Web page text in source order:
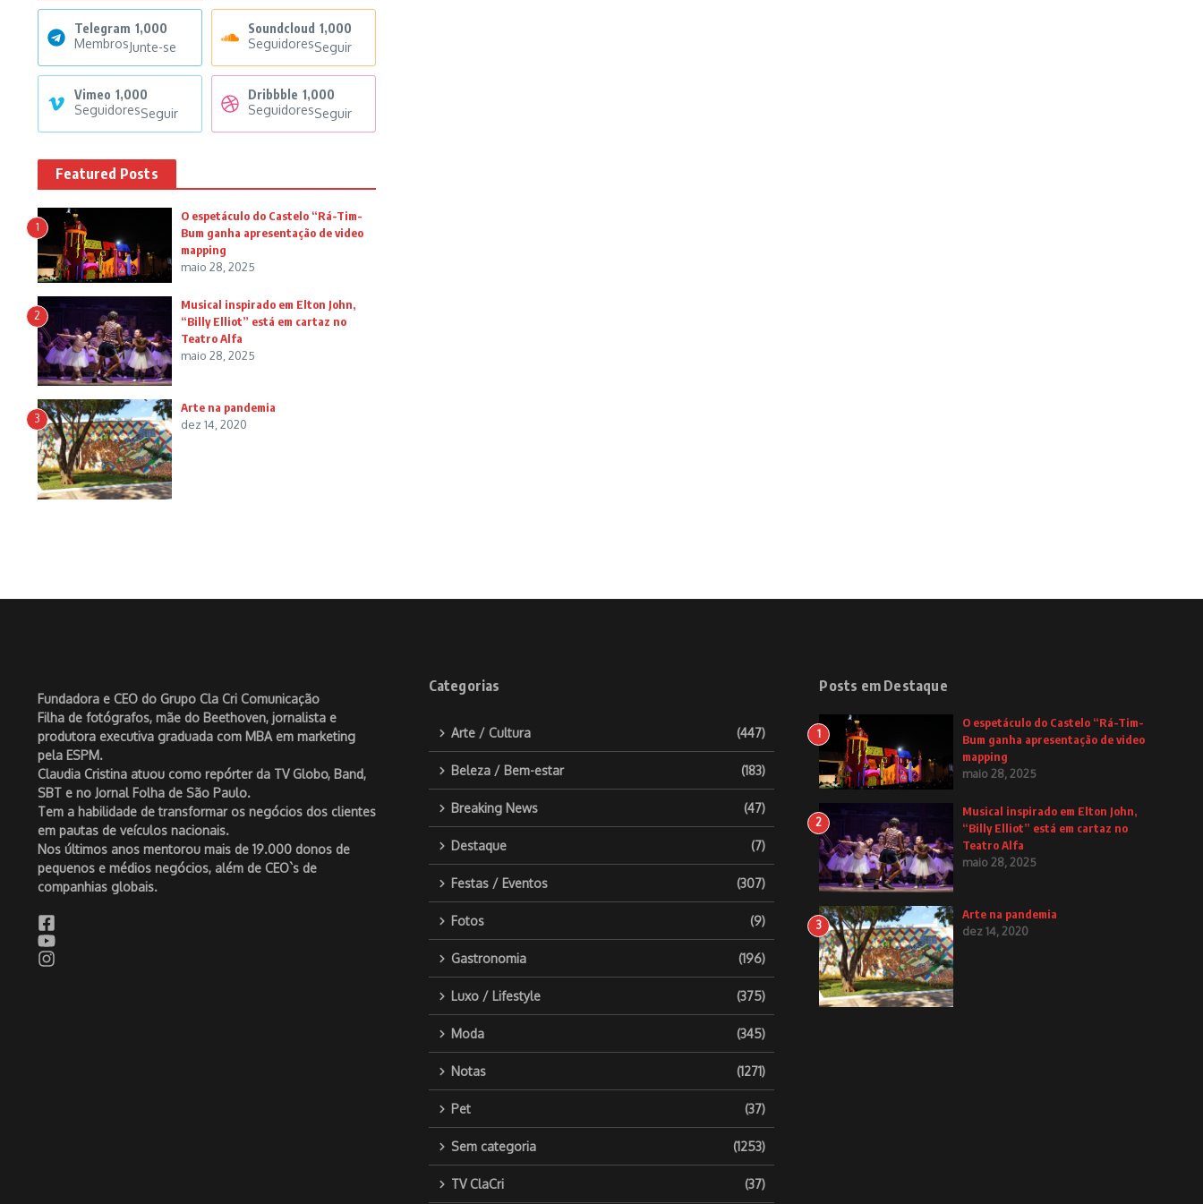
Telegram 1,000
MembrosJunte-se
Soundcloud 1,000
SeguidoresSeguir
Vimeo 1,000
SeguidoresSeguir
Dribbble 1,000
SeguidoresSeguir
Featured Posts
1
O espetáculo do Castelo “Rá-Tim-
Bum ganha apresentação de video
mapping
maio 28, 2025
2
Musical inspirado em Elton John,
“Billy Elliot” está em cartaz no
Teatro Alfa
maio 28, 2025
3
Arte na pandemia
dez 14, 2020
Fundadora e CEO do Grupo Cla Cri Comunicação
Filha de fotógrafos, mãe do Beethoven, jornalista e
produtora executiva graduada com MBA em marketing
pela ESPM.
Claudia Cristina atuou como repórter da TV Globo, Band,
SBT e no Jornal Folha de São Paulo.
Tem a habilidade de transformar os negócios dos clientes
em pautas de veículos nacionais.
Nos últimos anos mentorou mais de 19.000 donos de
pequenos e médios negócios, além de CEO`s de
companhias globais.
Categorias
Arte / Cultura (447)
Beleza / Bem-estar (183)
Breaking News (47)
Destaque (7)
Festas / Eventos (307)
Fotos (9)
Gastronomia (196)
Luxo / Lifestyle (375)
Moda (345)
Notas (1271)
Pet (37)
Sem categoria (1253)
TV ClaCri (37)
Posts em Destaque
1
O espetáculo do Castelo “Rá-Tim-
Bum ganha apresentação de video
mapping
maio 28, 2025
2
Musical inspirado em Elton John,
“Billy Elliot” está em cartaz no
Teatro Alfa
maio 28, 2025
3
Arte na pandemia
dez 14, 2020